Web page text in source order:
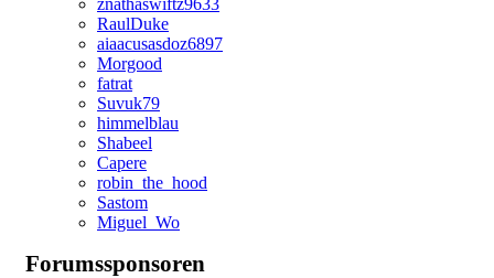
znathaswiftz9633
RaulDuke
aiaacusasdoz6897
Morgood
fatrat
Suvuk79
himmelblau
Shabeel
Capere
robin_the_hood
Sastom
Miguel_Wo
Forumssponsoren